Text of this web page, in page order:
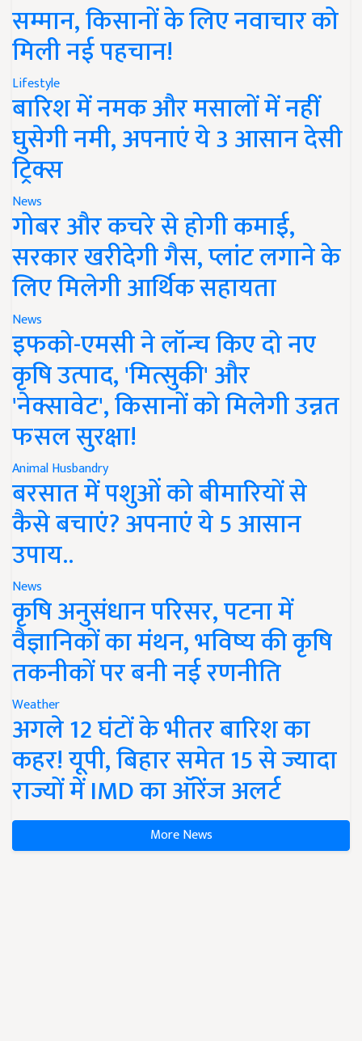
सम्मान, किसानों के लिए नवाचार को
मिली नई पहचान!
Lifestyle
बारिश में नमक और मसालों में नहीं
घुसेगी नमी, अपनाएं ये 3 आसान देसी
ट्रिक्स
News
गोबर और कचरे से होगी कमाई,
सरकार खरीदेगी गैस, प्लांट लगाने के
लिए मिलेगी आर्थिक सहायता
News
इफको-एमसी ने लॉन्च किए दो नए
कृषि उत्पाद, 'मित्सुकी' और
'नेक्सावेट', किसानों को मिलेगी उन्नत
फसल सुरक्षा!
Animal Husbandry
बरसात में पशुओं को बीमारियों से
कैसे बचाएं? अपनाएं ये 5 आसान
उपाय..
News
कृषि अनुसंधान परिसर, पटना में
वैज्ञानिकों का मंथन, भविष्य की कृषि
तकनीकों पर बनी नई रणनीति
Weather
अगले 12 घंटों के भीतर बारिश का
कहर! यूपी, बिहार समेत 15 से ज्यादा
राज्यों में IMD का ऑरेंज अलर्ट
More News